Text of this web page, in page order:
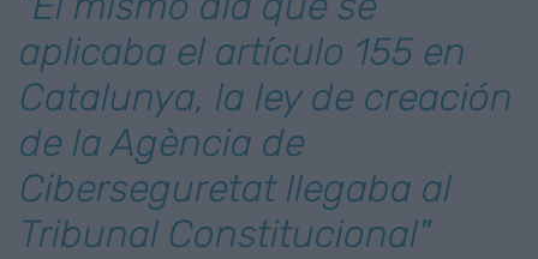
aplicaba el artículo 155 en
Catalunya, la ley de creación
de la Agència de
Ciberseguretat llegaba al
Tribunal Constitucional"